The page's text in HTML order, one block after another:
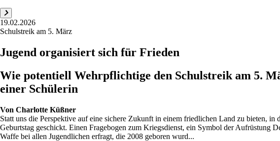
19.02.2026
Schulstreik am 5. März
Jugend organisiert sich für Frieden
Wie potentiell Wehrpflichtige den Schulstreik am 5.
einer Schülerin
Von Charlotte Küßner
Statt uns die Perspektive auf eine sichere Zukunft in einem friedlichen Land zu bieten,
Geburtstag geschickt. Einen Fragebogen zum Kriegsdienst, ein Symbol der Aufrüstung
Waffe bei allen Jugendlichen erfragt, die 2008 geboren wurd...